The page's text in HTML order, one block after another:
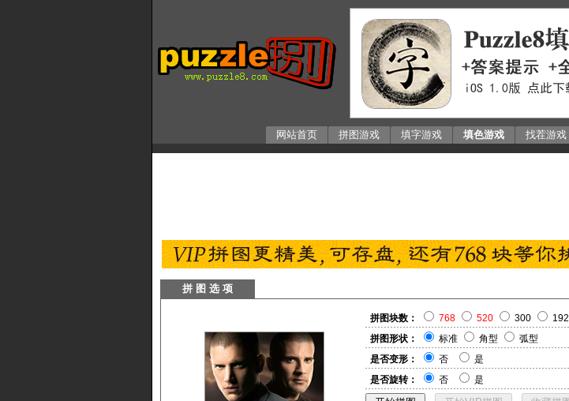
网站首页 拼图游戏 填字游戏 填色游戏 找茬游戏
拼 图 选 项
拼图块数： 768 520 300 192
拼图形状：
标准 角型
弧型
是否变形：
否
是
是否旋转：
否 是